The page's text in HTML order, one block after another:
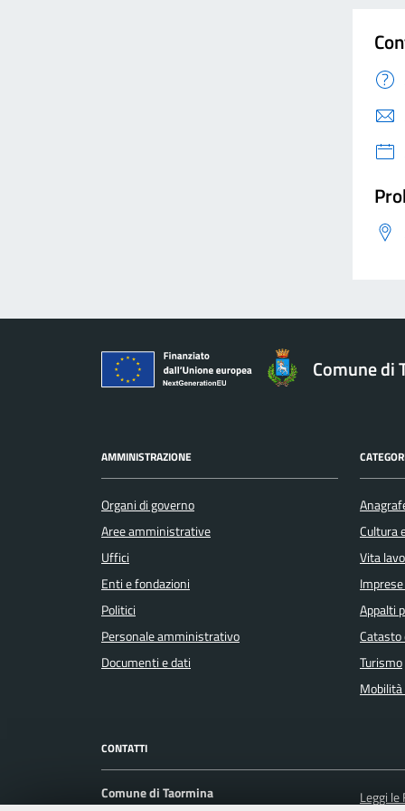
Comune di
AMMINISTRAZIONE
Organi di governo
Aree amministrative
Uffici
Enti e fondazioni
Politici
Personale amministrativo
Documenti e dati
Cultura
Vita
Appalti
Turismo
CONTATTI
Comune di Taormina
Leggi le